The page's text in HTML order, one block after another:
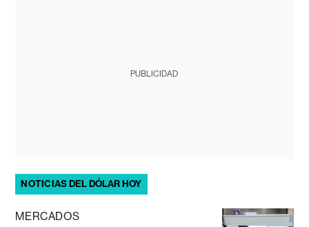
PUBLICIDAD
NOTICIAS DEL DÓLAR HOY
MERCADOS